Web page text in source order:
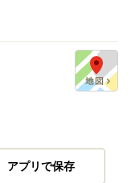
アプリで保存